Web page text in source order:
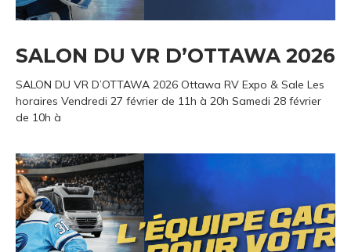
SALON DU VR D’OTTAWA 2026
SALON DU VR D’OTTAWA 2026 Ottawa RV Expo & Sale Les
horaires Vendredi 27 février de 11h à 20h Samedi 28 février
de 10h à